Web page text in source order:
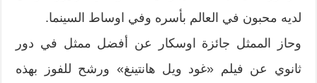
لديه محبون في العالم بأسره وفي اوساط السينما.
وحاز الممثل جائزة اوسكار عن أفضل ممثل في دور
ثانوي عن فيلم «غود ويل هانتينغ» ورشح للفوز بهذه